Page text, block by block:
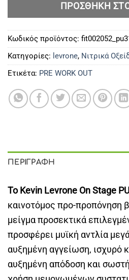
ΠΡΟΣΘΉΚΗ
Κωδικός προϊόντος:
Κατηγορίες: levrone, Νιτρικά
Ετικέτα: PRE WORK OUT
ΠΕΡΙΓΡΑΦΉ
Το Kevin Levrone On Stage
καινοτόμος προ-προπόνηση
μείγμα προσεκτικά
προσφέρει μυϊκή αντλία
αυξημένη αγγείωση, ισχυρό
αυξημένη απόδοση και